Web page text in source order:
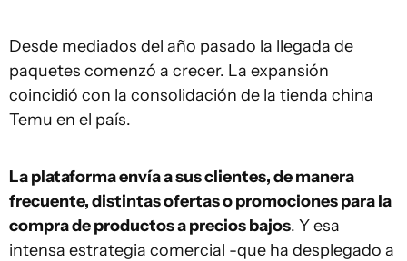
Desde mediados del año pasado la llegada de
paquetes comenzó a crecer. La expansión
coincidió con la consolidación de la tienda china
Temu en el país.
La plataforma envía a sus clientes, de manera
frecuente, distintas ofertas o promociones para la
compra de productos a precios bajos. Y esa
intensa estrategia comercial -que ha desplegado a